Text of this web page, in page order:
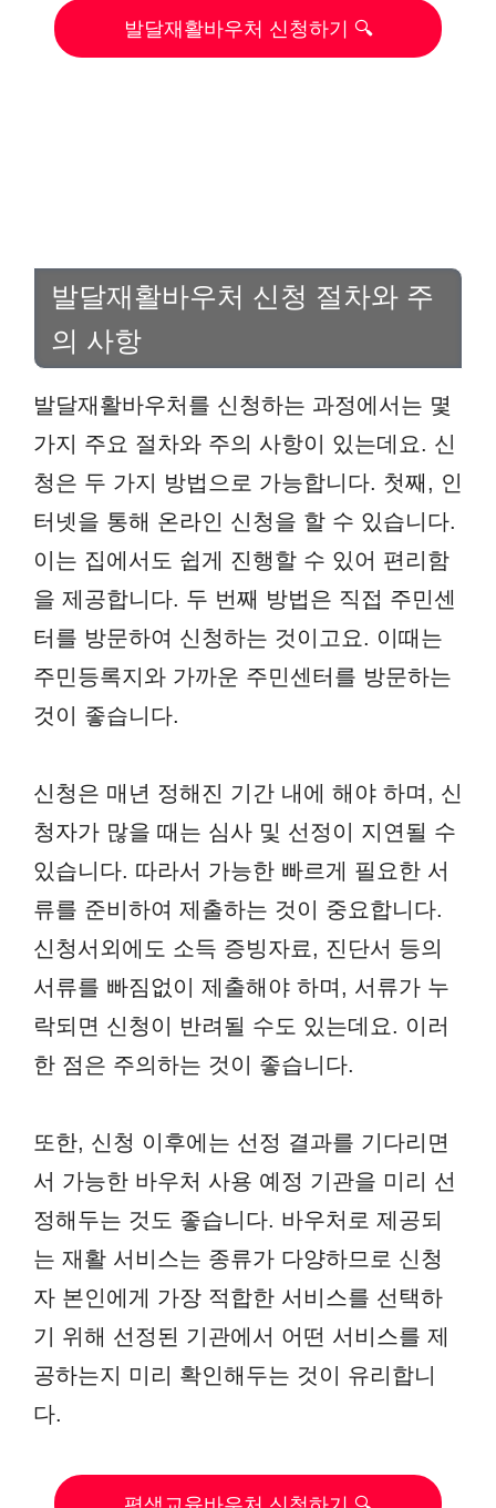
발달재활바우처 신청하기 🔍
발달재활바우처 신청 절차와 주
의 사항
발달재활바우처를 신청하는 과정에서는 몇
가지 주요 절차와 주의 사항이 있는데요. 신
청은 두 가지 방법으로 가능합니다. 첫째, 인
터넷을 통해 온라인 신청을 할 수 있습니다.
이는 집에서도 쉽게 진행할 수 있어 편리함
을 제공합니다. 두 번째 방법은 직접 주민센
터를 방문하여 신청하는 것이고요. 이때는
주민등록지와 가까운 주민센터를 방문하는
것이 좋습니다.
신청은 매년 정해진 기간 내에 해야 하며, 신
청자가 많을 때는 심사 및 선정이 지연될 수
있습니다. 따라서 가능한 빠르게 필요한 서
류를 준비하여 제출하는 것이 중요합니다.
신청서외에도 소득 증빙자료, 진단서 등의
서류를 빠짐없이 제출해야 하며, 서류가 누
락되면 신청이 반려될 수도 있는데요. 이러
한 점은 주의하는 것이 좋습니다.
또한, 신청 이후에는 선정 결과를 기다리면
서 가능한 바우처 사용 예정 기관을 미리 선
정해두는 것도 좋습니다. 바우처로 제공되
는 재활 서비스는 종류가 다양하므로 신청
자 본인에게 가장 적합한 서비스를 선택하
기 위해 선정된 기관에서 어떤 서비스를 제
공하는지 미리 확인해두는 것이 유리합니
다.